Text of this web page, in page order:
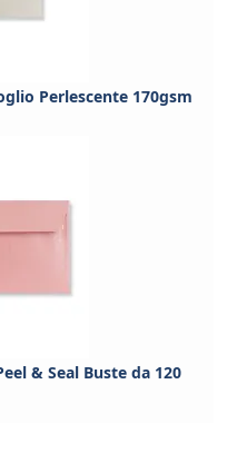
Perlescente 170gsm
& Seal Buste da 120